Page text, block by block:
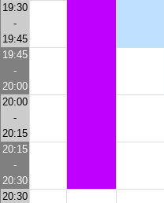
19:30
-
19:45
19:45
-
20:00
20:00
-
20:15
20:15
-
20:30
20:30